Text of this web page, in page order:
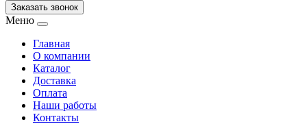
Заказать звонок
Меню
Главная
О компании
Каталог
Доставка
Оплата
Наши работы
Контакты